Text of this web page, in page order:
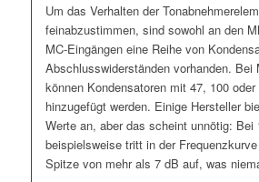
Um das Verhalten der
feinabzustimmen, sind sowohl an den
MC-Eingängen eine Reihe von
Abschlusswiderständen vorhanden. Bei
können Kondensatoren mit 47, 100
hinzugefügt werden. Einige Hersteller
Werte an, aber das scheint unnötig: Bei
beispielsweise tritt in der
Spitze von mehr als 7 dB auf, was